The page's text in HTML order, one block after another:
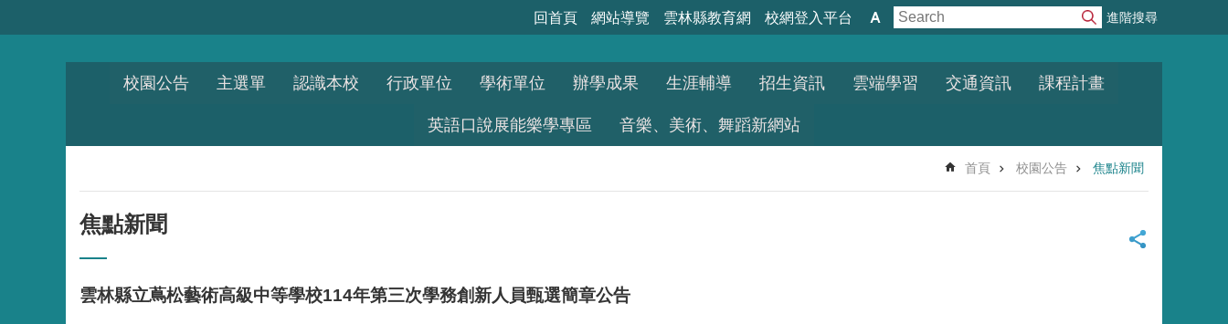
回首頁 網站導覽 雲林縣教育網 校網登入平台 進階搜尋
校園公告 主選單 認識本校 行政單位 學術單位 辦學成果 生涯輔導 招生資訊 雲端學習 交通資訊 課程計畫
英語口說展能樂學專區 音樂、美術、舞蹈新網站
首頁 校園公告 焦點新聞
焦點新聞
雲林縣立蔦松藝術高級中等學校114年第三次學務創新人員甄選簡章公告